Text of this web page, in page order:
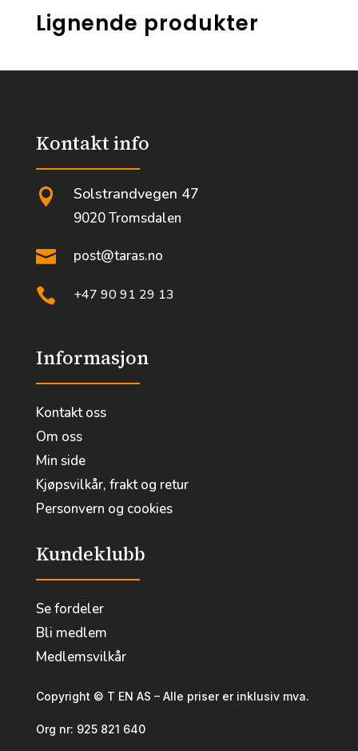
Lignende produkter
Kontakt info
 Solstrandvegen 47
9020 Tromsdalen
 post@taras.no
 +47 90 91 29 13
Informasjon
Kontakt oss
Om oss
Min side
Kjøpsvilkår, frakt og retur
Personvern og cookies
Kundeklubb
Se fordeler
Bli medlem
Medlemsvilkår
Copyright © T EN AS – Alle priser er inklusiv mva.
Org nr: 925 821 640